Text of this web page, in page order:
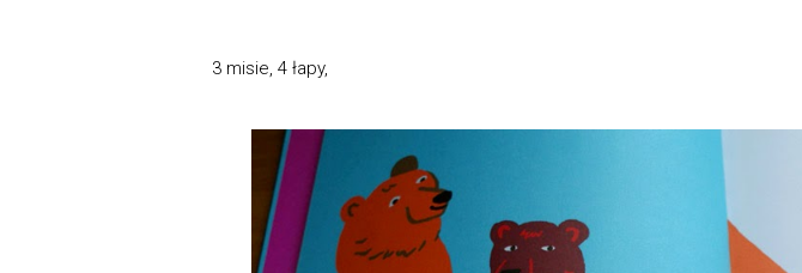
3 misie, 4 łapy,